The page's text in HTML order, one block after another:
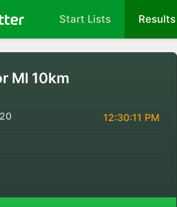
Start Lists Results
Ml 10km
12:30:11 PM